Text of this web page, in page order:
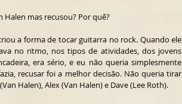
Halen mas recusou? Por quê?
a forma de tocar guitarra no rock. Quando ele
no ritmo, nos tipos de atividades, dos jovens
era sério, e eu não queria simplesmente
recusar foi a melhor decisão. Não queria tirar
Halen), Alex (Van Halen) e Dave (Lee Roth).